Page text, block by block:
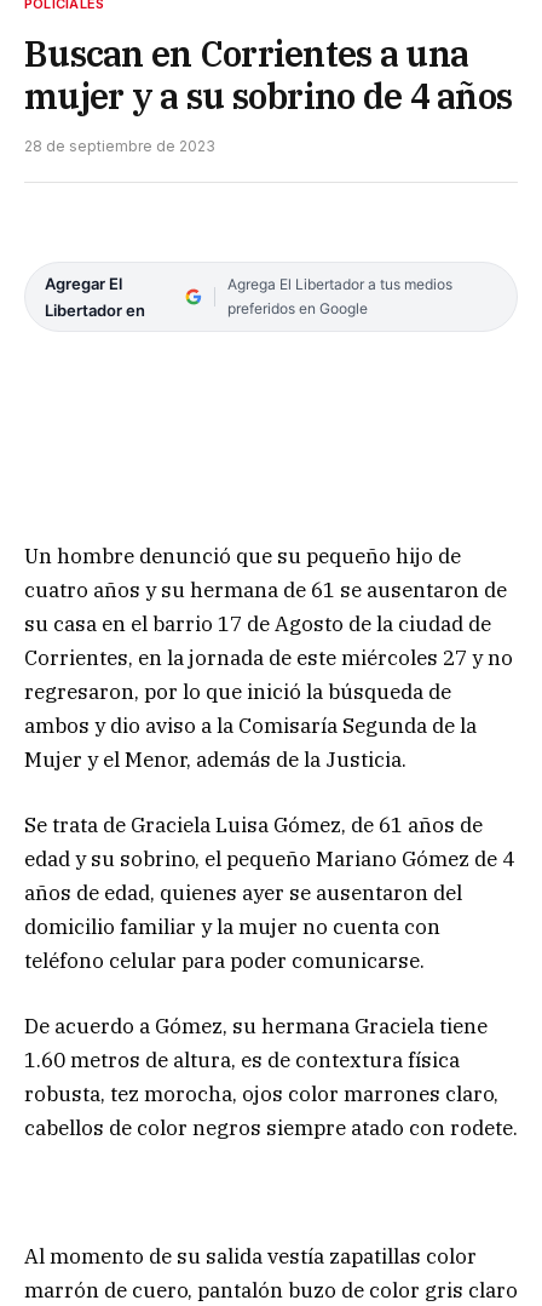
Buscan en Corrientes a una
mujer y a su sobrino de 4 años
28 de septiembre de 2023
Agregar El
Libertador en
Agrega El Libertador a tus medios
preferidos en Google
Un hombre denunció que su pequeño hijo de
cuatro años y su hermana de 61 se ausentaron de
su casa en el barrio 17 de Agosto de la ciudad de
Corrientes, en la jornada de este miércoles 27 y no
regresaron, por lo que inició la búsqueda de
ambos y dio aviso a la Comisaría Segunda de la
Mujer y el Menor, además de la Justicia.
Se trata de Graciela Luisa Gómez, de 61 años de
edad y su sobrino, el pequeño Mariano Gómez de 4
años de edad, quienes ayer se ausentaron del
domicilio familiar y la mujer no cuenta con
teléfono celular para poder comunicarse.
De acuerdo a Gómez, su hermana Graciela tiene
1.60 metros de altura, es de contextura física
robusta, tez morocha, ojos color marrones claro,
cabellos de color negros siempre atado con rodete.
Al momento de su salida vestía zapatillas color
marrón de cuero, pantalón buzo de color gris claro